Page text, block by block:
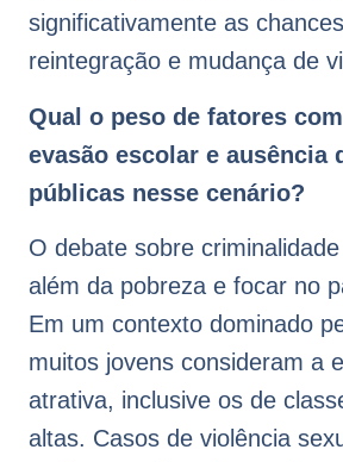
significativamente as
reintegração e mudança de
Qual o peso de fatores
evasão escolar e ausência
públicas nesse cenário?
O debate sobre
além da pobreza e focar no
Em um contexto dominado
muitos jovens consideram a
atrativa, inclusive os de
altas. Casos de violência